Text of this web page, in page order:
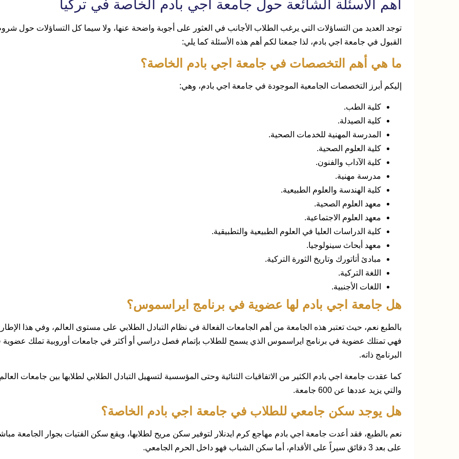
أهم الأسئلة الشائعة حول جامعة اجي بادم الخاصة في تركيا
توجد العديد من التساؤلات التي يرغب الطلاب الأجانب في العثور على أجوبة واضحة عنها، ولا سيما كل التساؤلات حول
القبول في جامعة اجي بادم، لذا جمعنا لكم أهم هذه الأسئلة كما يلي:
ما هي أهم التخصصات في جامعة اجي بادم الخاصة؟
إليكم أبرز التخصصات الجامعية الموجودة في جامعة اجي بادم، وهي:
كلية الطب.
كلية الصيدلة.
المدرسة المهنية للخدمات الصحية.
كلية العلوم الصحية.
كلية الآداب والفنون.
مدرسة مهنية.
كلية الهندسة والعلوم الطبيعية.
معهد العلوم الصحية.
معهد العلوم الاجتماعية.
كلية الدراسات العليا في العلوم الطبيعية والتطبيقية.
معهد أبحاث سينولوجيا.
مبادئ أتاتورك وتاريخ الثورة التركية.
اللغة التركية.
اللغات الأجنبية.
هل جامعة اجي بادم لها عضوية في برنامج ايراسموس؟
بالطبع نعم، حيث تعتبر هذه الجامعة من أهم الجامعات الفعالة في نظام التبادل الطلابي على مستوى العالم، وفي هذا الإطار
فهي تمتلك عضوية في برنامج ايراسموس الذي يسمح للطلاب بإتمام فصل دراسي أو أكثر في جامعات أوروبية تملك
البرنامج ذاته.
كما عقدت جامعة اجي بادم الكثير من الاتفاقيات الثنائية وحتى المؤسسية لتسهيل التبادل الطلابي لطلابها بين جامعات
والتي يزيد عددها عن 600 جامعة.
هل يوجد سكن جامعي للطلاب في جامعة اجي بادم الخاصة؟
نعم بالطبع، فقد أعدت جامعة اجي بادم مهاجع كرم ايدنلار لتوفير سكن مريح لطلابها، ويقع سكن الفتيات بجوار الجامعة
على بعد 3 دقائق سيراً على الأقدام، أما سكن الشباب فهو داخل الحرم الجامعي.